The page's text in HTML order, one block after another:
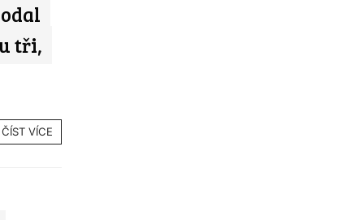
tři,
ČÍST VÍCE